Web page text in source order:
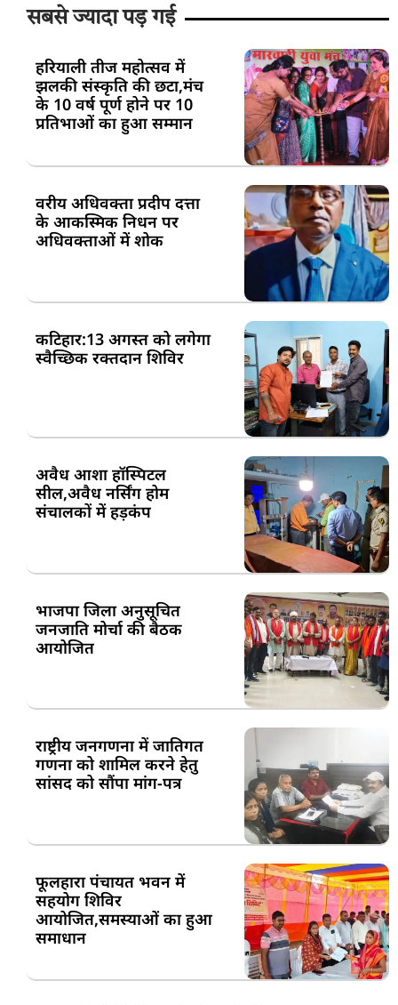
सबसे ज्यादा पड़ गई
हरियाली तीज महोत्सव में
झलकी संस्कृति की छटा,मंच
के 10 वर्ष पूर्ण होने पर 10
प्रतिभाओं का हुआ सम्मान
वरीय अधिवक्ता प्रदीप दत्ता
के आकस्मिक निधन पर
अधिवक्ताओं में शोक
कटिहार:13 अगस्त को लगेगा
स्वैच्छिक रक्तदान शिविर
अवैध आशा हॉस्पिटल
सील,अवैध नर्सिंग होम
संचालकों में हड़कंप
भाजपा जिला अनुसूचित
जनजाति मोर्चा की बैठक
आयोजित
राष्ट्रीय जनगणना में जातिगत
गणना को शामिल करने हेतु
सांसद को सौंपा मांग-पत्र
फूलहारा पंचायत भवन में
सहयोग शिविर
आयोजित,समस्याओं का हुआ
समाधान